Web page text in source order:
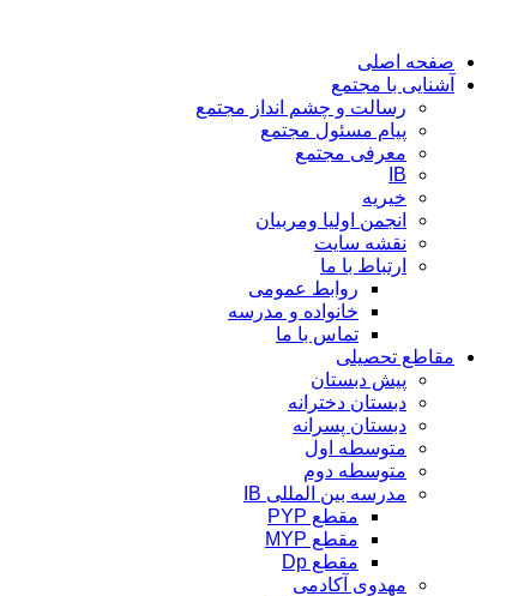
محتوا
صفحه اصلی
آشنایی با مجتمع
رسالت و چشم انداز مجتمع
پیام مسئول مجتمع
معرفی مجتمع
IB
خیریه
انجمن اولیا ومربیان
نقشه سایت
ارتباط با ما
روابط عمومی
خانواده و مدرسه
تماس با ما
مقاطع تحصیلی
پیش دبستان
دبستان دخترانه
دبستان پسرانه
متوسطه اول
متوسطه دوم
مدرسه بین المللی IB
مقطع PYP
مقطع MYP
مقطع Dp
مهدوی آکادمی